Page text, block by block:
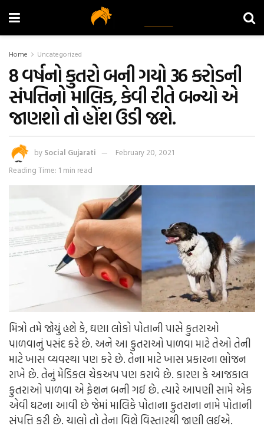
Home Uncategorized
8 વર્ષનો કુતરો બની ગયો 36 કરોડની
સંપત્તિનો માલિક, કેવી રીતે બન્યો એ
જાણશો તો હોંશ ઉડી જશે.
by Social Gujarati
February 20, 2021
Reading Time: 1 min read
મિત્રો તમે જોયું હશે કે, ઘણા લોકો પોતાની પાસે કુતરાઓ
પાળવાનું પસંદ કરે છે. અને આ કુતરાઓ પાળવા માટે તેઓ તેની
માટે ખાસ વ્યવસ્થા પણ કરે છે. તેના માટે ખાસ પ્રકારના ભોજન
રાખે છે. તેનું મેડિકલ ચેકઅપ પણ કરાવે છે. કારણ કે આજકાલ
કુતરાઓ પાળવા એ ફેશન બની ગઈ છે. ત્યારે આપણી સામે એક
એવી ઘટના આવી છે જેમાં માલિકે પોતાના કુતરાના નામે પોતાની
સંપત્તિ કરી છે. ચાલો તો તેના વિશે વિસ્તારથી જાણી લઈએ.